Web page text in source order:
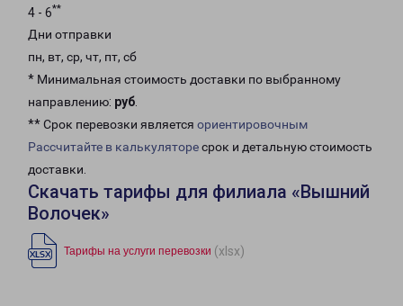
4 - 6**
Дни отправки
пн, вт, ср, чт, пт, сб
* Минимальная стоимость доставки по выбранному
направлению: руб.
** Срок перевозки является ориентировочным
Рассчитайте в калькуляторесрок и детальную стоимость
доставки.
Скачать тарифы для филиала «Вышний
Волочек»
Тарифы на услуги перевозки (xlsx)